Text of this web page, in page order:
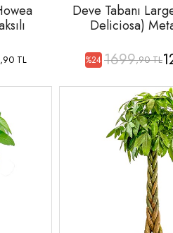
,90 TL
Deve Tabanı
Deliciosa)
%24 1699,90 TL